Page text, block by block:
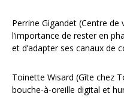
Perrine Gigandet (Centre
l’importance de rester en
et d’adapter ses canaux de
Toinette Wisard (Gîte chez
bouche-à-oreille digital et